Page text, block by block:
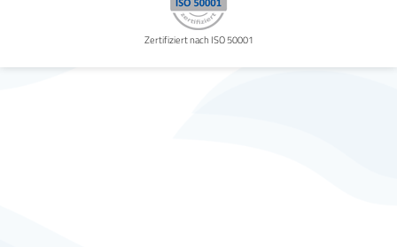
Zertifiziert nach ISO 50001